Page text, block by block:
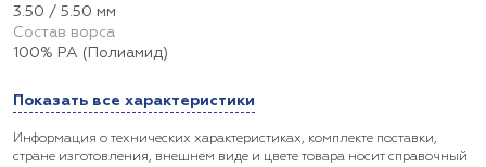
3.50 / 5.50 мм
Состав ворса
100% PA (Полиамид)
Показать все характеристики
Информация о технических характеристиках, комплекте поставки,
стране изготовления, внешнем виде и цвете товара носит справочный